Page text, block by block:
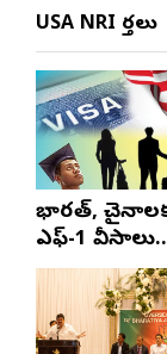
USA NRI వార్తలు
భారత్,
ఎఫ్-1
నివేదిక..!